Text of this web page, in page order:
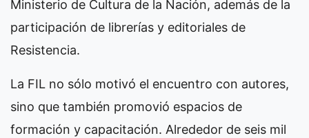
Ministerio de Cultura de la Nación, además de la
participación de librerías y editoriales de
Resistencia.
La FIL no sólo motivó el encuentro con autores,
sino que también promovió espacios de
formación y capacitación. Alrededor de seis mil